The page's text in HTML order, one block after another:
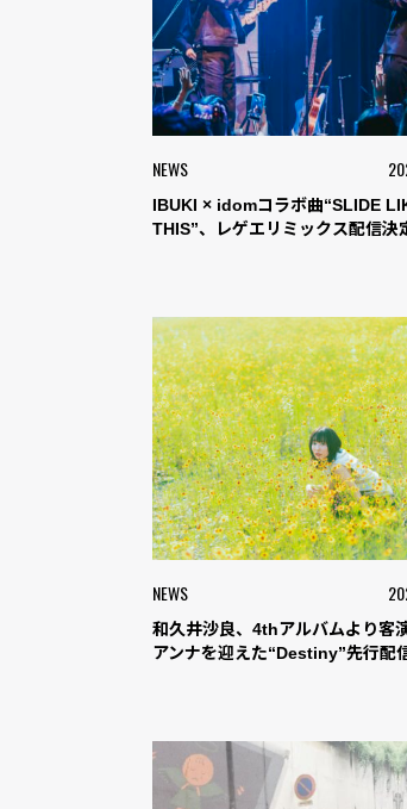
NEWS
IBUKI × idomコラボ曲“SLIDE
THIS”、レゲエリミックス配信決
NEWS
和久井沙良、4thアルバムより客
アンナを迎えた“Destiny”先行配